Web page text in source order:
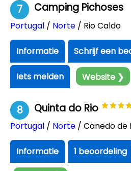
7 Camping Pichoses
Portugal / Norte / Rio Caldo
Informatie Schrijf een
Iets melden Website ❯
8 Quinta do Rio
Portugal / Norte / Canedo de
Informatie 1 beoordeling